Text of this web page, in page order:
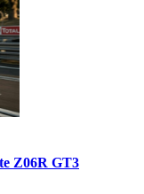
Z06R GT3